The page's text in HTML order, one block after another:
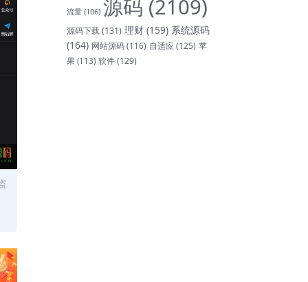
流量 (106) 源码 (2109)
源码下载(131) 理财 (159) 系统源码
(164) 网站源码(116) 自适应(125) 苹
果 (113) 软件(129)